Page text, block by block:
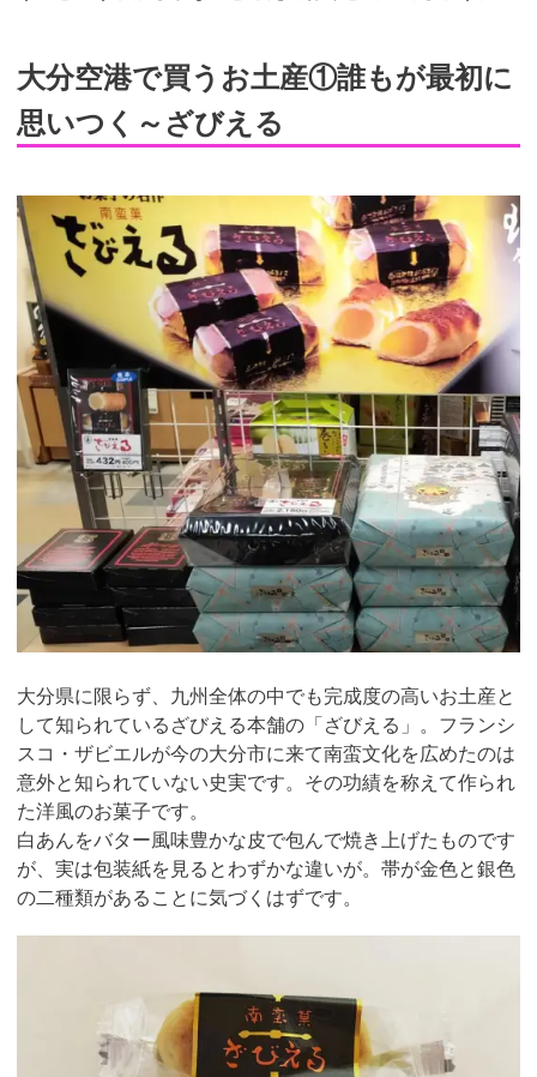
大分空港で買うお土産①誰もが最初に
思いつく～ざびえる
大分県に限らず、九州全体の中でも完成度の高いお土産と
して知られているざびえる本舗の「ざびえる」。フランシ
スコ・ザビエルが今の大分市に来て南蛮文化を広めたのは
意外と知られていない史実です。その功績を称えて作られ
た洋風のお菓子です。
白あんをバター風味豊かな皮で包んで焼き上げたものです
が、実は包装紙を見るとわずかな違いが。帯が金色と銀色
の二種類があることに気づくはずです。